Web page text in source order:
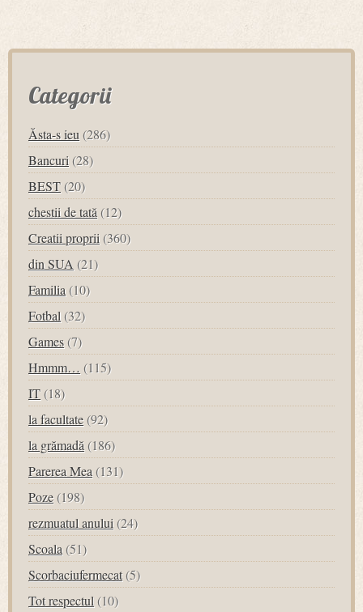
Categorii
Ăsta-s ieu (286)
Bancuri (28)
BEST (20)
chestii de tată (12)
Creatii proprii (360)
din SUA (21)
Familia (10)
Fotbal (32)
Games (7)
Hmmm… (115)
IT (18)
la facultate (92)
la grămadă (186)
Parerea Mea (131)
Poze (198)
rezmuatul anului (24)
Scoala (51)
Scorbaciufermecat(5)
Tot respectul (10)